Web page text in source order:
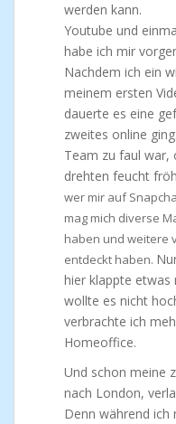
werden kann.
Youtube und
habe ich mir
Nachdem ich ein
meinem ersten
dauerte es eine
zweites online
Team zu faul
drehten feucht
wer mir auf
mag mich diverse
haben und weitere
entdeckt haben.
hier klappte etwas
wollte es nicht
verbrachte ich
Homeoffice.
Und schon meine
nach London,
Denn während ich